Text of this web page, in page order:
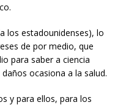
los estadounidenses), lo
de por medio, que
para saber a ciencia
ocasiona a la salud.
y para ellos, para los